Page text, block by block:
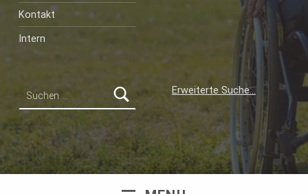
Kontakt
Intern
Erweiterte Suche…